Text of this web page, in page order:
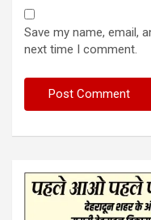
Save my name, email,
next time I comment.